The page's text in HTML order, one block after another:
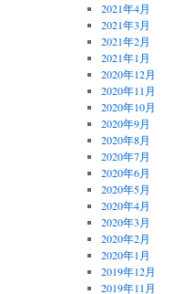
2021年4月
2021年3月
2021年2月
2021年1月
2020年12月
2020年11月
2020年10月
2020年9月
2020年8月
2020年7月
2020年6月
2020年5月
2020年4月
2020年3月
2020年2月
2020年1月
2019年12月
2019年11月